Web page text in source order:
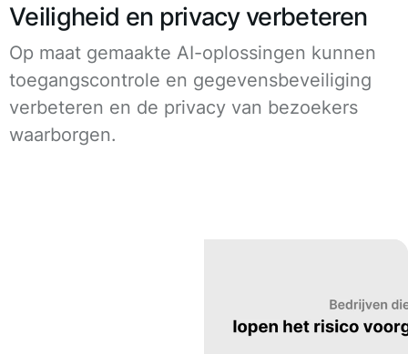
Veiligheid en privacy verbeteren
Op maat gemaakte AI-oplossingen kunnen
toegangscontrole en gegevensbeveiliging
verbeteren en de privacy van bezoekers
waarborgen.